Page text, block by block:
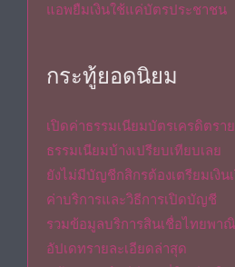
แอพยืมเงินใช้แค่บัตรประชาชน
กระทู้ยอดนิยม
เปิดค่าธรรมเนียมบัตรเครดิตรา
ธรรมเนียมบ้างเปรียบเทียบเลย
ยังไม่มีบัญชีกสิกรต้องเตรียมเงิ
ค่าบริการและวิธีการเปิดบัญชี
รวมข้อมูลบริการสินเชื่อไทยพา
อัปเดทรายละเอียดล่าสุด